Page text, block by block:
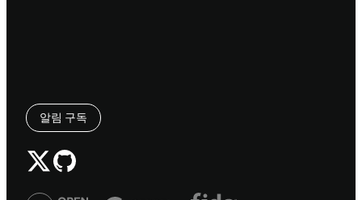
알림 구독